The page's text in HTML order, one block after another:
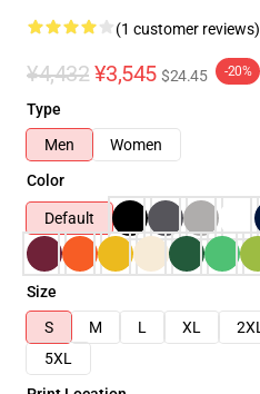
(1 customer reviews)
¥4,432 ¥3,545 $24.45 -20%
Type
Men
Women
Color
Default
Size
S
M L XL 2XL
5XL